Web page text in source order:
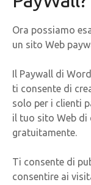
Ora possiamo
un sito Web
Il Paywall di
ti consente di
solo per i clienti
il tuo sito Web di
gratuitamente.
Ti consente di
consentire ai